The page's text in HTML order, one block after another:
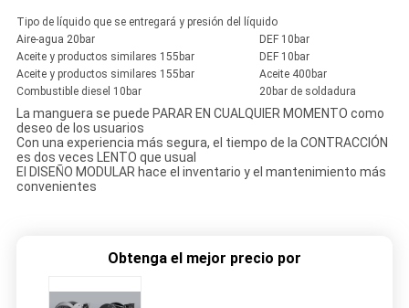
Tipo de líquido que se entregará y presión del líquido
Aire-agua 20bar
DEF 10bar
Aceite y productos similares 155bar
DEF 10bar
Aceite y productos similares 155bar
Aceite 400bar
Combustible diesel 10bar
20bar de soldadura
La manguera se puede PARAR EN CUALQUIER MOMENTO como
deseo de los usuarios
Con una experiencia más segura, el tiempo de la CONTRACCIÓN
es dos veces LENTO que usual
El DISEÑO MODULAR hace el inventario y el mantenimiento más
convenientes
Obtenga el mejor precio por